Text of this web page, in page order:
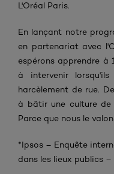
L'Oréal Paris.
En lançant notre
en partenariat avec
espérons apprendre à
à intervenir
harcèlement de rue.
à bâtir une culture
Parce que nous le
*Ipsos – Enquête
dans les lieux publics –